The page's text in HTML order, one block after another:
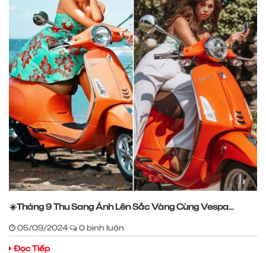
☀️Tháng 9 Thu Sang Ánh Lên Sắc Vàng Cùng Vespa...
05/09/2024
0 bình luận
Đọc Tiếp